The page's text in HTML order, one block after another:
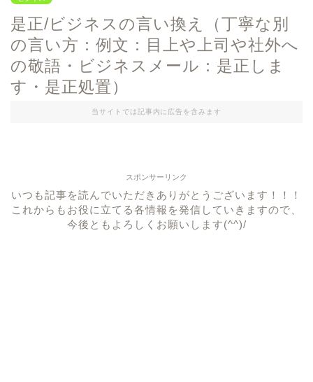
是正/ビジネスの言い換え（丁寧な別
の言い方：例文：目上や上司や社外へ
の敬語・ビジネスメール：是正しま
す・是正処置）
当サイトでは記事内に広告を含みます
スポンサーリンク
いつも記事を読んでいただきありがとうございます！！！
これからもお役に立てる各情報を発信していきますので、
今後ともよろしくお願いします(^^)/